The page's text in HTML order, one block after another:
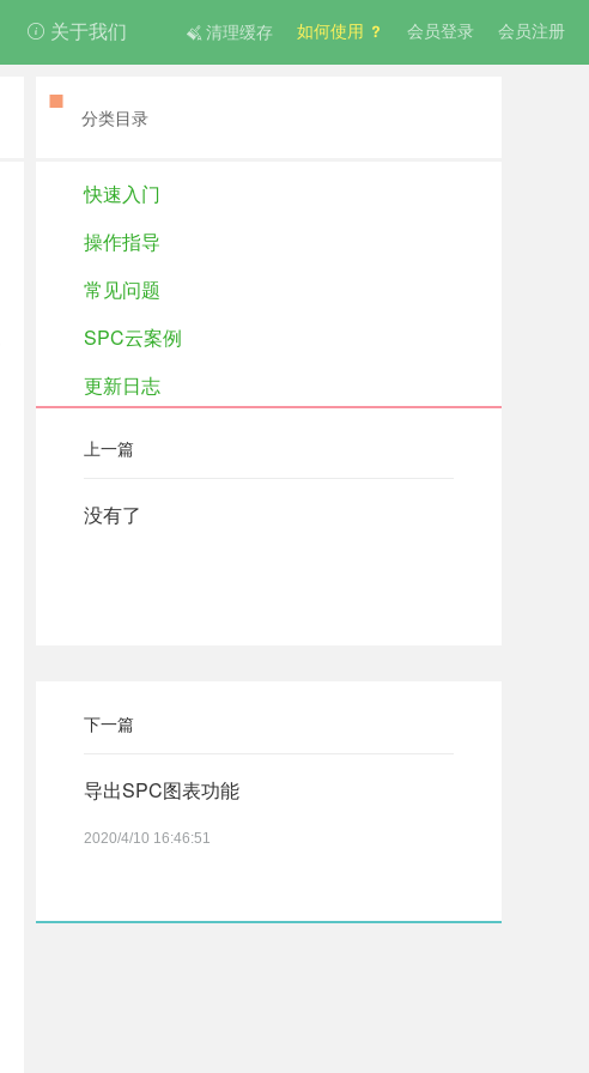
关于我们 会员注册
会员登录
如何使用
清理缓存
分类目录
快速入门
操作指导
常见问题
SPC云案例
更新日志
上一篇
没有了
下一篇
导出SPC图表功能
2020/4/10 16:46:51